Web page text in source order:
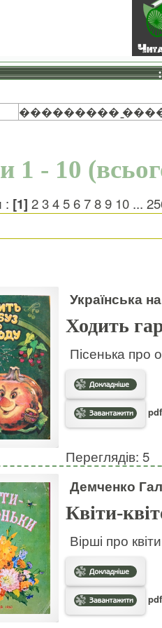
���������
1 - 10
: [1] 23456789 10 ...
Українська
Ходить
Пісенька про
Переглядів: 5
Демченко
Квіти-
Вірші про